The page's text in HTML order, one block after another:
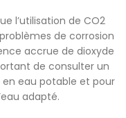
l’utilisation de CO2
de corrosion
accrue de dioxyde
de consulter un
en eau potable et pour
adapté.